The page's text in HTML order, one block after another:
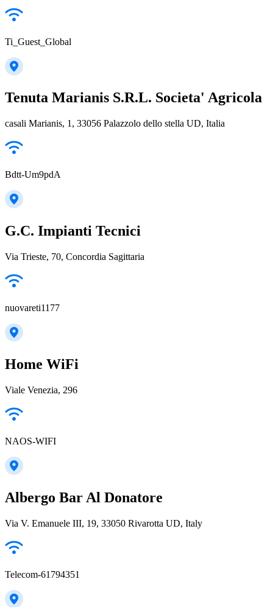
Ti_Guest_Global
Tenuta Marianis S.R.L. Societa' Agricola
casali Marianis, 1, 33056 Palazzolo dello stella UD, Italia
Bdtt-Um9pdA
G.C. Impianti Tecnici
Via Trieste, 70, Concordia Sagittaria
nuovareti1177
Home WiFi
Viale Venezia, 296
NAOS-WIFI
Albergo Bar Al Donatore
Via V. Emanuele III, 19, 33050 Rivarotta UD, Italy
Telecom-61794351